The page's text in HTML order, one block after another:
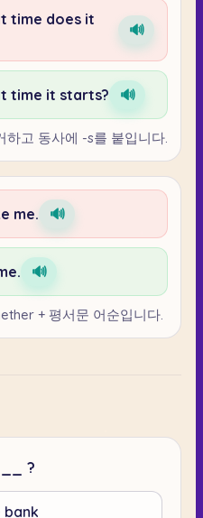
time does it
🔊
time it starts? 🔊
고 동사에 -s를 붙입니다.
me. 🔊
🔊
+ 평서문 어순입니다.
?
bank